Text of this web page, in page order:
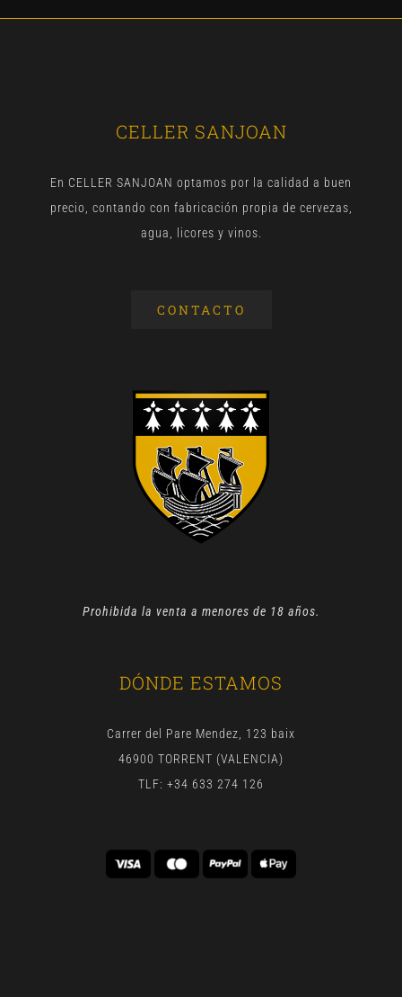
CELLER SANJOAN
En CELLER SANJOAN optamos por la calidad a buen
precio, contando con fabricación propia de cervezas,
agua, licores y vinos.
CONTACTO
Prohibida la venta a menores de 18 años.
DÓNDE ESTAMOS
Carrer del Pare Mendez, 123 baix
46900 TORRENT (VALENCIA)
TLF: +34 633 274 126